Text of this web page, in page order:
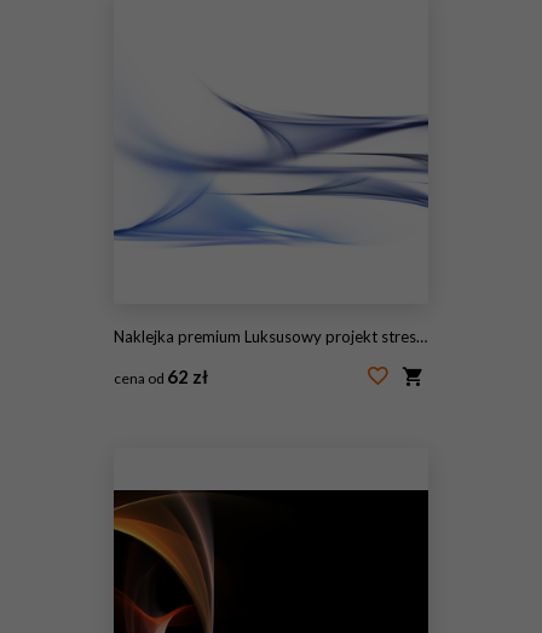
Naklejka premium Luksusowy projekt streszczenie
cena od 62 zł